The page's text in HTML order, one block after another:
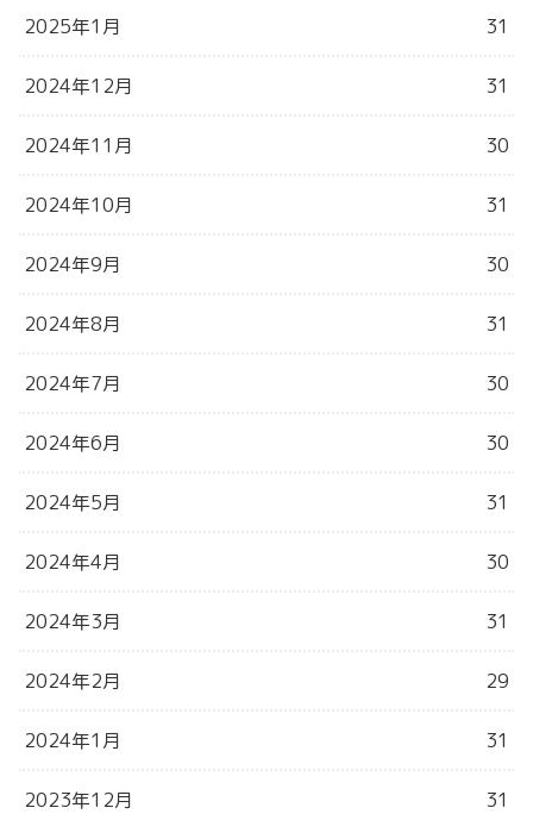
2025年1月 31
2024年12月 31
2024年11月 30
2024年10月 31
2024年9月 30
2024年8月 31
2024年7月 30
2024年6月 30
2024年5月 31
2024年4月 30
2024年3月 31
2024年2月 29
2024年1月 31
2023年12月 31